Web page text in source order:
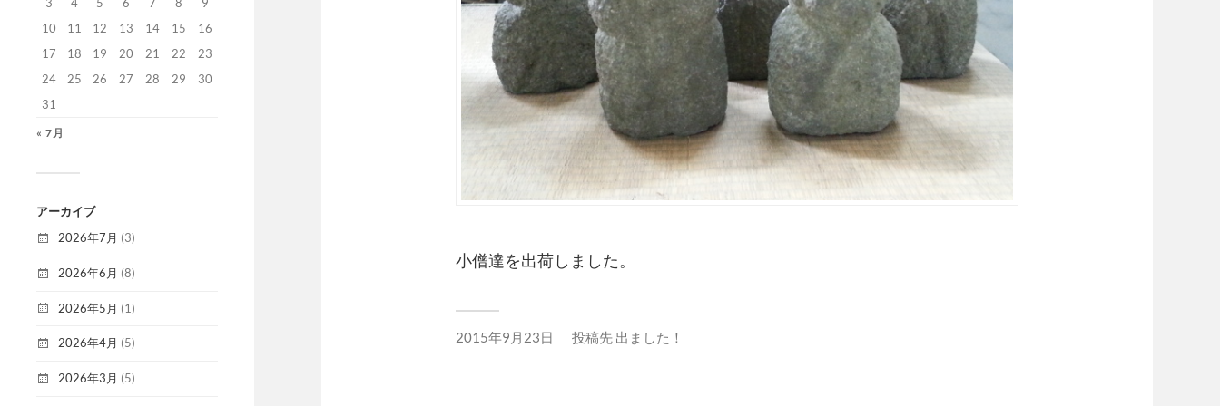
10
11 12 13 14 15
16
17
18 19 20 21 22
23
24
25 26 27 28 29
30
31
« 7月
アーカイブ
2026年7月 (3)
2026年6月 (8)
2026年5月 (1)
2026年4月 (5)
2026年3月 (5)
小僧達を出荷しました。
2015年9月23日 投稿先 出ました！